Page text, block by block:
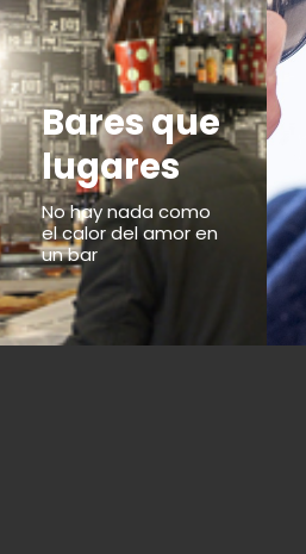
Bares que
lugares
No hay nada como
el calor del amor en
un bar